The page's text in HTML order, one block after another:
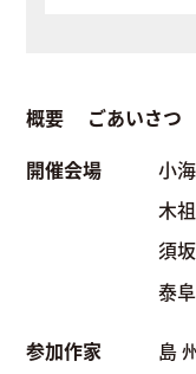
概要 ごあいさつ
開催会場
小
木
須
泰
参加作家 島